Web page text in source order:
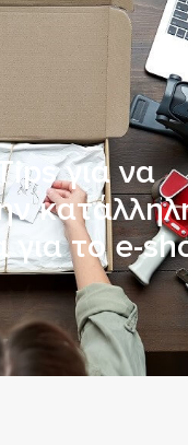
για να
για το e-